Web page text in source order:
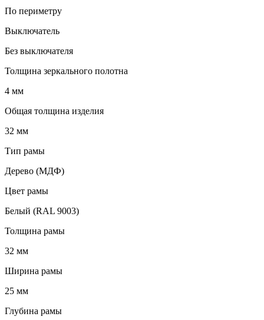
По периметру
Выключатель
Без выключателя
Толщина зеркального полотна
4 мм
Общая толщина изделия
32 мм
Тип рамы
Дерево (МДФ)
Цвет рамы
Белый (RAL 9003)
Толщина рамы
32 мм
Ширина рамы
25 мм
Глубина рамы